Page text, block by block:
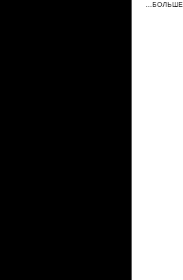
…БОЛЬШЕ